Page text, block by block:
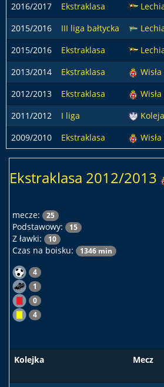
2016/2017
Ekstraklasa
2015/2016
III liga bałtycka
2015/2016
Ekstraklasa
2013/2014
Ekstraklasa
2012/2013
Ekstraklasa
2011/2012
I liga
2009/2010
Ekstraklasa
Ekstraklasa 2012/2013
mecze: 25
Podstawowy: 15
Z ławki: 10
Czas na boisku: 1346 min
4
1
0
4
Kolejka Mecz